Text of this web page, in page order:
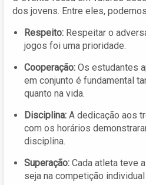
dos jovens. Entre eles,
Respeito: Respeitar o
jogos foi uma prioridade.
Cooperação: Os estudantes
em conjunto é fundamental
quanto na vida.
Disciplina: A dedicação aos
com os horários
disciplina.
Superação: Cada atleta teve
seja na competição